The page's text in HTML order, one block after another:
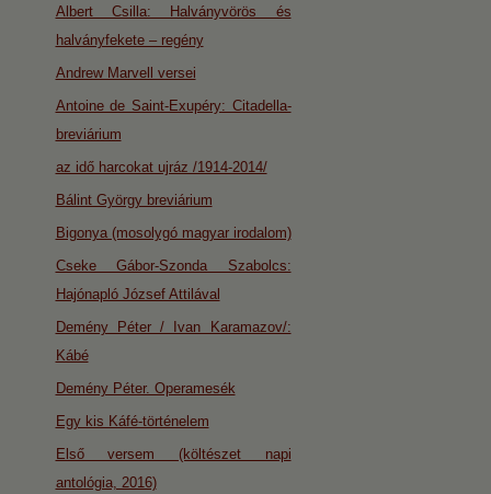
Albert Csilla: Halványvörös és
halványfekete – regény
Andrew Marvell versei
Antoine de Saint-Exupéry: Citadella-
breviárium
az idő harcokat ujráz /1914-2014/
Bálint György breviárium
Bigonya (mosolygó magyar irodalom)
Cseke Gábor-Szonda Szabolcs:
Hajónapló József Attilával
Demény Péter / Ivan Karamazov/:
Kábé
Demény Péter. Operamesék
Egy kis Káfé-történelem
Első versem (költészet napi
antológia, 2016)